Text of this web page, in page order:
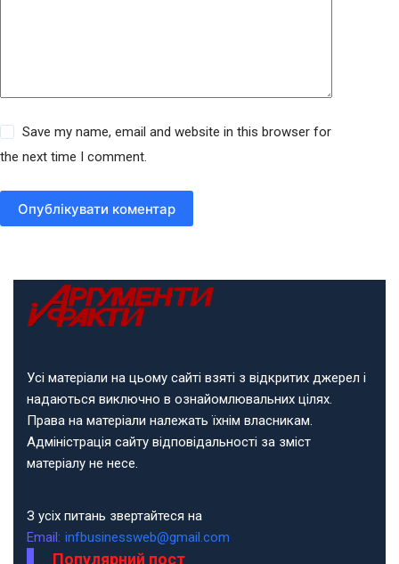
Save my name, email and website in this browser for
the next time I comment.
Опублікувати коментар
Усі матеріали на цьому сайті взяті з відкритих джерел і
надаються виключно в ознайомлювальних цілях.
Права на матеріали належать їхнім власникам.
Адміністрація сайту відповідальності за зміст
матеріалу не несе.
З усіх питань звертайтеся на
Email: infbusinessweb@gmail.com
Популярний пост